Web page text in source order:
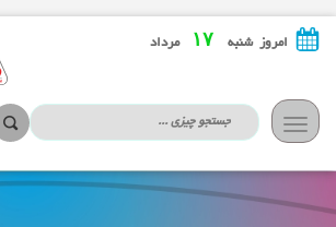
امروز شنبه مرداد
تعویض
ناوبری